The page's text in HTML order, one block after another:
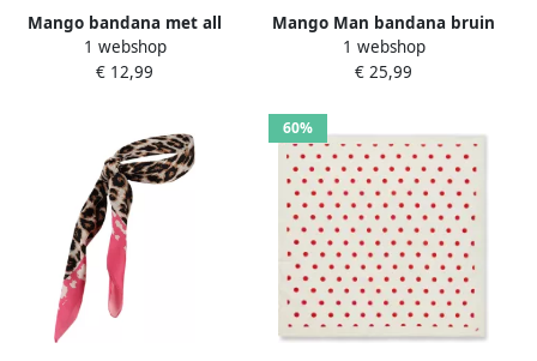
Mango bandana met all
over print blauw roze
1 webshop
€ 12,99
Mango Man bandana bruin
1 webshop
€ 25,99
60%